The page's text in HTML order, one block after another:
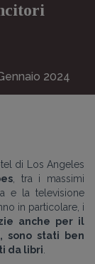
2024
di Los Angeles
, tra i massimi
e la televisione
in particolare, i
anche per il
sono stati ben
da libri